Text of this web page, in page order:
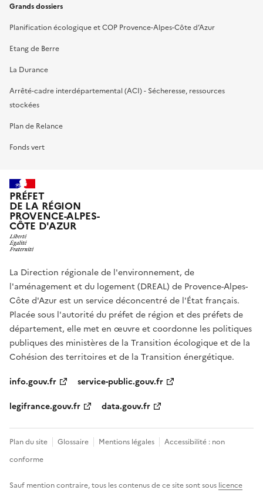
Grands dossiers
Planification écologique et COP Provence-Alpes-Côte d’Azur
Etang de Berre
La Durance
Arrêté-cadre interdépartemental (ACI) - Sécheresse, ressources
stockées
Plan de Relance
Fonds vert
PRÉFET
DE LA RÉGION
PROVENCE-ALPES-
CÔTE D'AZUR
La Direction régionale de l'environnement, de
l'aménagement et du logement (DREAL) de Provence-Alpes-
Côte d'Azur est un service déconcentré de l'État français.
Placée sous l'autorité du préfet de région et des préfets de
département, elle met en œuvre et coordonne les politiques
publiques des ministères de la Transition écologique et de la
Cohésion des territoires et de la Transition énergétique.
info.gouv.fr
service-public.gouv.fr
legifrance.gouv.fr
data.gouv.fr
Plan du site Glossaire Mentions légales
Accessibilité : non
conforme
Sauf mention contraire, tous les contenus de ce site sont sous licence